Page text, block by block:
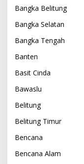
Bangka Belitung
Bangka Selatan
Bangka Tengah
Banten
Basit Cinda
Bawaslu
Belitung
Belitung Timur
Bencana
Bencana Alam